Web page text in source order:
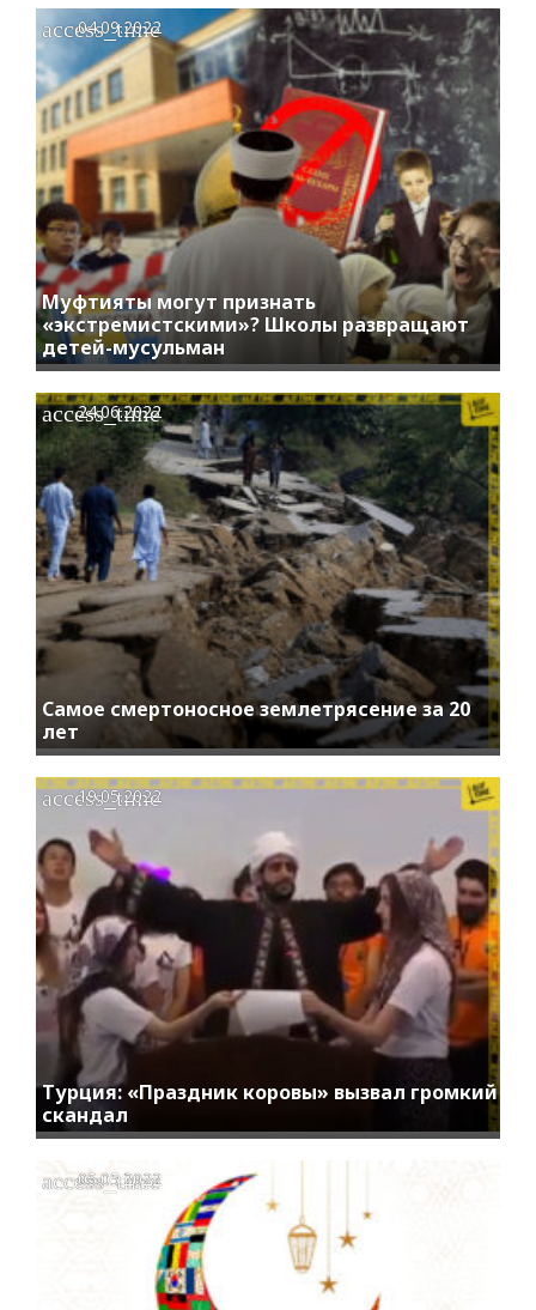
Муфтияты могут признать
«экстремистскими»? Школы развращают
детей-мусульман
access_time
04.09.2022
Самое смертоносное землетрясение за 20
лет
access_time
24.06.2022
Турция: «Праздник коровы» вызвал громкий
скандал
access_time
19.05.2022
access_time
05.05.2022